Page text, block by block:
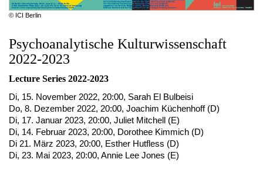
© ICI Berlin
Psychoanalytische Kulturwissenschaft
2022-2023
Lecture Series 2022-2023
Di, 15. November 2022, 20:00, Sarah El Bulbeisi
Do, 8. Dezember 2022, 20:00, Joachim Küchenhoff (D)
Di, 17. Januar 2023, 20:00, Juliet Mitchell (E)
Di, 14. Februar 2023, 20:00, Dorothee Kimmich (D)
Di 21. März 2023, 20:00, Esther Hutfless (D)
Di, 23. Mai 2023, 20:00, Annie Lee Jones (E)